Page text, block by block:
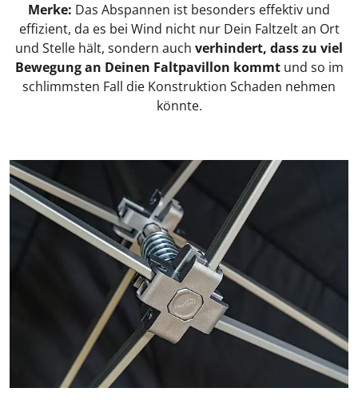
Merke: Das Abspannen ist besonders effektiv und
effizient, da es bei Wind nicht nur Dein Faltzelt an Ort
und Stelle hält, sondern auch verhindert, dass zu viel
Bewegung an Deinen Faltpavillon kommtund so im
schlimmsten Fall die Konstruktion Schaden nehmen
könnte.